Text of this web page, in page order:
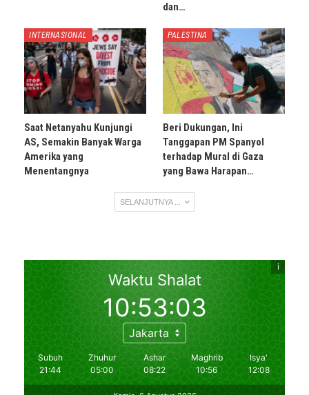
dan…
INTERNASIONAL
Saat Netanyahu Kunjungi
AS, Semakin Banyak Warga
Amerika yang
Menentangnya
PALESTINA
Beri Dukungan, Ini
Tanggapan PM Spanyol
terhadap Mural di Gaza
yang Bawa Harapan…
SELANJUTNYA ...